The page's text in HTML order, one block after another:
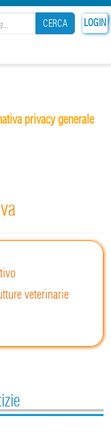
LOGIN
CERCA
privacy generale
veterinarie